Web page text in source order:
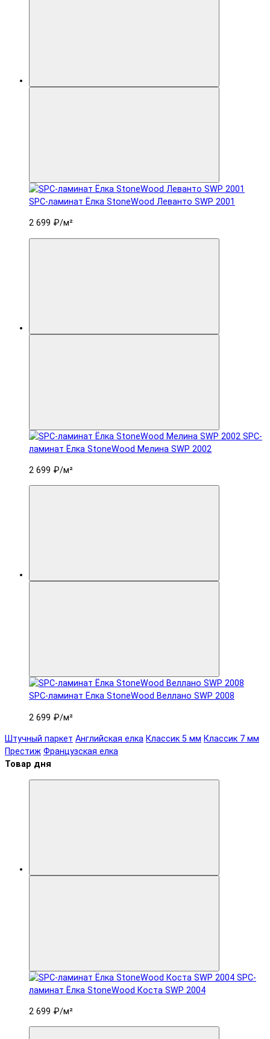
SPC-ламинат Ëлка StoneWood Леванто SWP 2001
2 699 ₽/м²
SPC-
ламинат Ëлка StoneWood Мелина SWP 2002
2 699 ₽/м²
SPC-ламинат Ëлка StoneWood Веллано SWP 2008
2 699 ₽/м²
Штучный паркет Английская елка Классик 5 мм Классик 7 мм
Престиж Французская елка
Товар дня
SPC-
ламинат Ëлка StoneWood Коста SWP 2004
2 699 ₽/м²